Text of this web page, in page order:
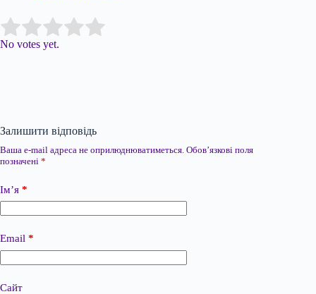
Rate this item:
No votes yet.
Залишити відповідь
Ваша e-mail адреса не оприлюднюватиметься. Обов’язкові поля
позначені *
Ім’я *
Email *
Сайт